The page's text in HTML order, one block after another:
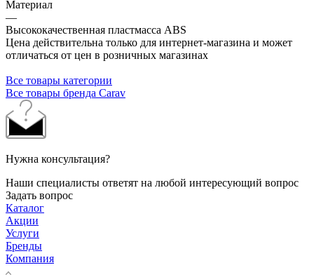
Материал
—
Высококачественная пластмасса ABS
Цена действительна только для интернет-магазина и может
отличаться от цен в розничных магазинах
Все товары категории
Все товары бренда Carav
Нужна консультация?
Наши специалисты ответят на любой интересующий вопрос
Задать вопрос
Каталог
Акции
Услуги
Бренды
Компания